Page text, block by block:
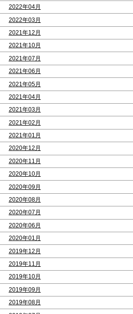
2022年04月
2022年03月
2021年12月
2021年10月
2021年07月
2021年06月
2021年05月
2021年04月
2021年03月
2021年02月
2021年01月
2020年12月
2020年11月
2020年10月
2020年09月
2020年08月
2020年07月
2020年06月
2020年01月
2019年12月
2019年11月
2019年10月
2019年09月
2019年08月